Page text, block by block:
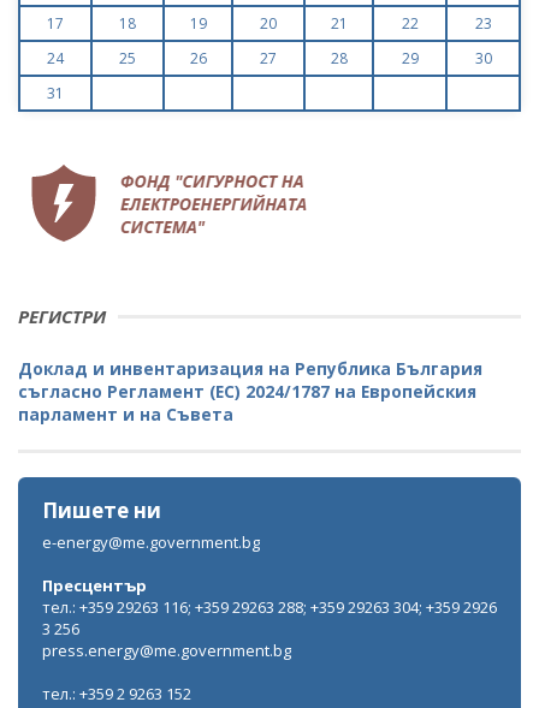
17
18 19 20 21 22
23
24
25 26 27 28 29
30
31
РЕГИСТРИ
Доклад и инвентаризация на Република България
съгласно Регламент (ЕС) 2024/1787 на Европейския
парламент и на Съвета
Пишете ни
e-energy@me.government.bg
Пресцентър
тел.: +359 29263 116; +359 29263 288; +359 29263 304; +359 2926
3 256
press.energy@me.government.bg
тел.: +359 2 9263 152